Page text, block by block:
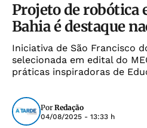
Projeto de robótica
Bahia é destaque
Iniciativa de São Francisco
selecionada em edital do
práticas inspiradoras de
Por Redação
04/08/2025 - 13:33 h